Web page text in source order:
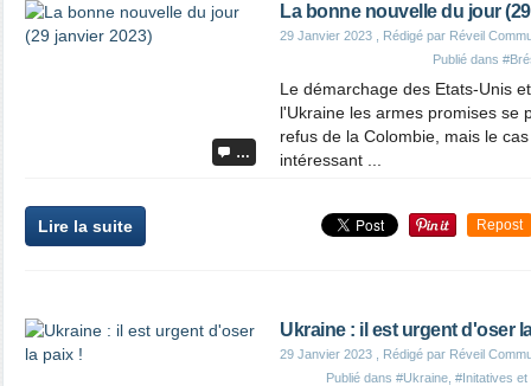
…
La bonne nouvelle du jour
29 Janvier 2023 , Rédigé par Réveil
Publié dans
Le démarchage des Etats-Unis
l'Ukraine les armes promises se
refus de la Colombie, mais le
intéressant ...
Lire la suite Repost
Ukraine : il est urgent d'oser
29 Janvier 2023 , Rédigé par Réveil
Publié dans #Ukraine #Initatives